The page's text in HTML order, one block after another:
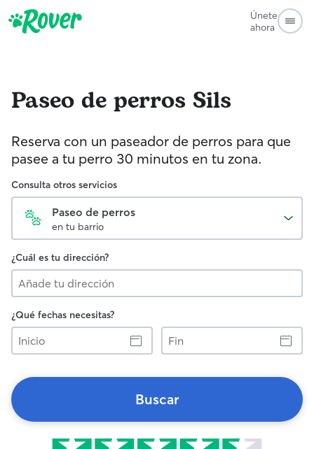
Únete
ahora
Paseo de perros Sils
Reserva con un paseador de perros para que
pasee a tu perro 30 minutos en tu zona.
Consulta otros servicios
Paseo de perros
en tu barrio
¿Cuál es tu dirección?
¿Qué fechas necesitas?
Inicio
Fin
Buscar